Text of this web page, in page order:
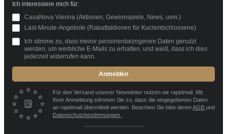
Ich interessiere mich für:
CasaNova Vienna (Aktionen, Gewinnspiele, News, uvm.)
Last-Minute-Angebote (Rabattaktionen für Kurzentschlossene)
Ich stimme zu, dass meine personenbezogenen Daten genutzt
werden, um werbliche E-Mails zu erhalten, und weiß, dass ich dies
jederzeit widerrufen kann.
Anmelden
Für den Versand unserer Newsletter nutzen wir rapidmail. Mit
Ihrer Anmeldung stimmen Sie zu, dass die eingegebenen Daten
an rapidmail übermittelt werden. Beachten Sie bitte derenAGB und
Datenschutzbestimmungen